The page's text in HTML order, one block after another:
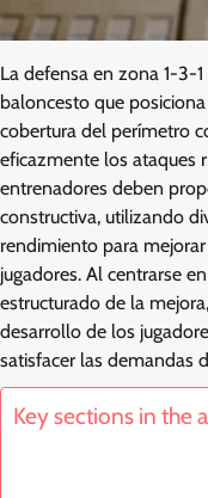
La defensa en zona 1-3-
baloncesto que
cobertura del perímetro
eficazmente los ataques
entrenadores deben
constructiva, utilizando
rendimiento para
jugadores. Al centrarse
estructurado de la
desarrollo de los
satisfacer las demandas
Key sections in the